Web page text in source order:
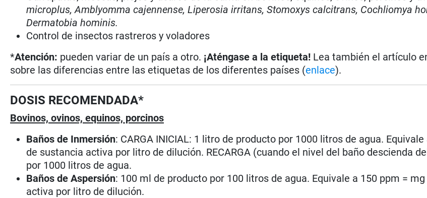
microplus, Amblyomma cajennense, Liperosia irritans, Stomoxys calcitrans, Cochliomya
Dermatobia hominis.
Control de insectos rastreros y voladores
*Atención: pueden variar de un país a otro. ¡Aténgase a la etiqueta! Lea también el artículo
sobre las diferencias entre las etiquetas de los diferentes países (enlace).
DOSIS RECOMENDADA*
Bovinos, ovinos, equinos, porcinos
Baños de Inmersión: CARGA INICIAL: 1 litro de producto por 1000 litros de agua.
de sustancia activa por litro de dilución. RECARGA (cuando el nivel del baño descienda
por 1000 litros de agua.
Baños de Aspersión: 100 ml de producto por 100 litros de agua. Equivale a 150 ppm =
activa por litro de dilución.